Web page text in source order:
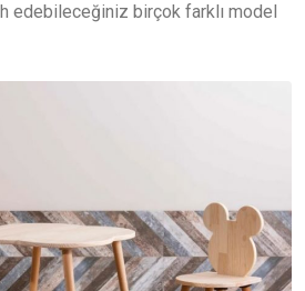
edebileceğiniz birçok farklı model